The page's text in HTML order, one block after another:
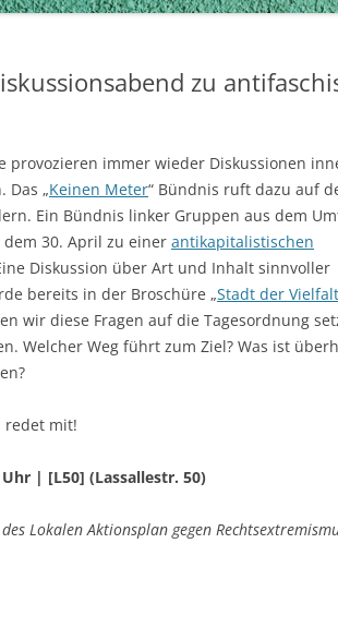
zu
provozieren immer wieder Diskussionen
Das „Keinen Meter“ Bündnis ruft dazu auf
Ein Bündnis linker Gruppen aus dem
30. April zu einer antikapitalistischen
Diskussion über Art und Inhalt sinnvoller
bereits in der Broschüre „Stadt der
wir diese Fragen auf die Tagesordnung
Welcher Weg führt zum Ziel? Was ist
redet mit!
| [L50] (Lassallestr. 50)
Lokalen Aktionsplan gegen